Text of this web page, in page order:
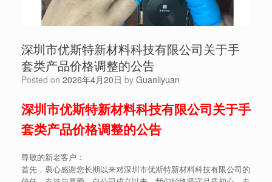
深圳市优斯特新材料科技有限公司关于手
套类产品价格调整的公告
Posted on 2026年4月20日 by Guanliyuan
深圳市优斯特新材料科技有限公司关于手
套类产品价格调整的公告
尊敬的新老客户：
首先，衷心感谢您长期以来对深圳市优斯特新材料科技有限公司的